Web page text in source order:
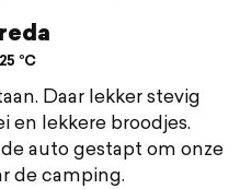
°C
Daar lekker stevig
en lekkere broodjes.
auto gestapt om onze
de camping.